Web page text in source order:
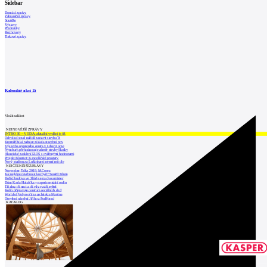
Sidebar
Domácí zprávy
Zahraniční zprávy
Soutěže
Výstavy
Přednášky
Rozhovory
Tiskové zprávy
Kalendář akcí 15
Vložit událost
NEJNOVĚJŠÍ ZPRÁVY
INTRO 30 – VODA: aktuální vydání je již
Odvolací soud nařídil zastavit stavbu Tr
Kroměřížská radnice získala stavební pov
Výstavba urgentního centra v Liberci ome
Nymburk přehodnocuje záměr stavby školky
Akustické zasklení IZOS s ověřenými hodnotami
Projekt Blueriot: Kancelářské prostory
Nový stadion za Lužánkami nesmí mít dle
NEJČTENĚJŠÍ ZPRÁVY
November Talks 2018: M.Corea
Jak nejlépe navrhnout kuchyň? Soutěž Blum
Hořící budova ve Zlíně se na dvou místec
Dům Karla Hubáčka – experimentální rodin
Tři dny, tři noci a tři vily v záři světel
Kolín připravuje centrum sociálních služ
World of Volvo očima architekta Martina
Otevření náměstí Jiřího z Poděbrad
KATALOG